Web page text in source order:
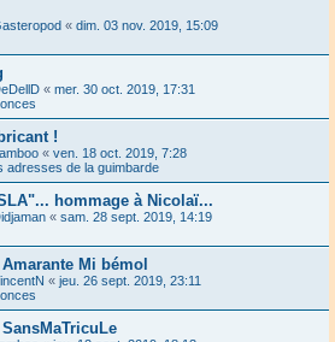
« dim. 03 nov. 2019, 15:09
« mer. 30 oct. 2019, 17:31
!
« ven. 18 oct. 2019, 7:28
adresses de la guimbarde
hommage à Nicolaï...
« sam. 28 sept. 2019, 14:19
Mi bémol
« jeu. 26 sept. 2019, 23:11